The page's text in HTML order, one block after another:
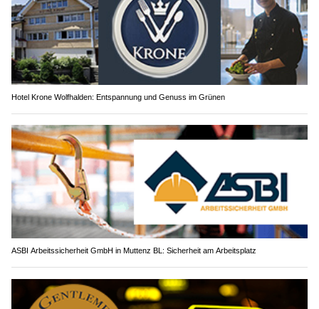
Hotel Krone Wolfhalden: Entspannung und Genuss im Grünen
ASBI Arbeitssicherheit GmbH in Muttenz BL: Sicherheit am Arbeitsplatz